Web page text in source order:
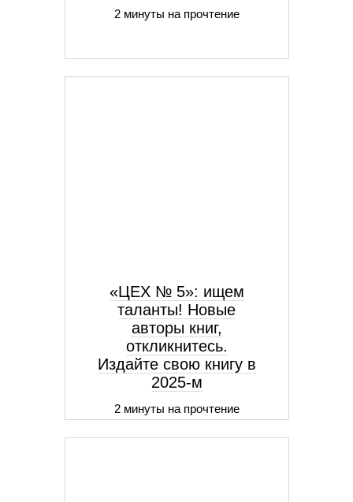
2 минуты на прочтение
«ЦЕХ № 5»: ищем
таланты! Новые
авторы книг,
откликнитесь.
Издайте свою книгу в
2025-м
2 минуты на прочтение